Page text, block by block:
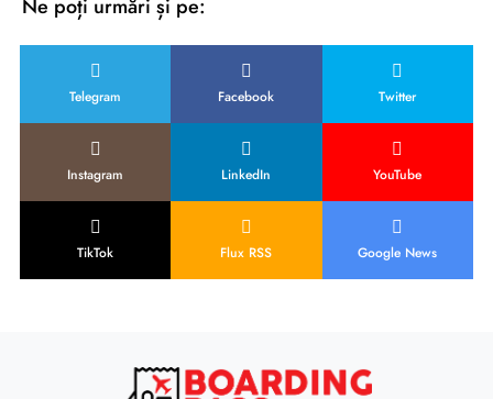
Ne poți urmări și pe:
Telegram Facebook Twitter
Instagram LinkedIn YouTube
TikTok Flux RSS Google News